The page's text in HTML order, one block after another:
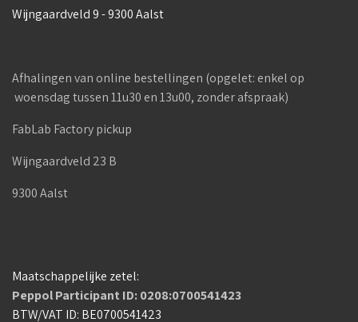
Wijngaardveld 9 - 9300 Aalst
Afhalingen van online bestellingen (opgelet: enkel op
woensdag tussen 11u30 en 13u00, zonder afspraak)
FabLab Factory pickup
Wijngaardveld 23 B
9300 Aalst
Maatschappelijke zetel:
Peppol Participant ID: 0208:0700541423
BTW/VAT ID: BE0700541423